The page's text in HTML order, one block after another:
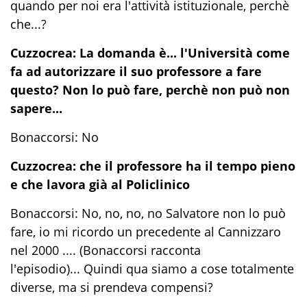
quando per noi era l'attività istituzionale, perchè
che...?
Cuzzocrea: La domanda è... l'Università come
fa ad autorizzare il suo professore a fare
questo? Non lo può fare, perchè non può non
sapere...
Bonaccorsi: No
Cuzzocrea: che il professore ha il tempo pieno
e che lavora già al Policlinico
Bonaccorsi: No, no, no, no Salvatore non lo può
fare, io mi ricordo un precedente al Cannizzaro
nel 2000 .... (Bonaccorsi racconta
l'episodio)... Quindi qua siamo a cose totalmente
diverse, ma si prendeva compensi?